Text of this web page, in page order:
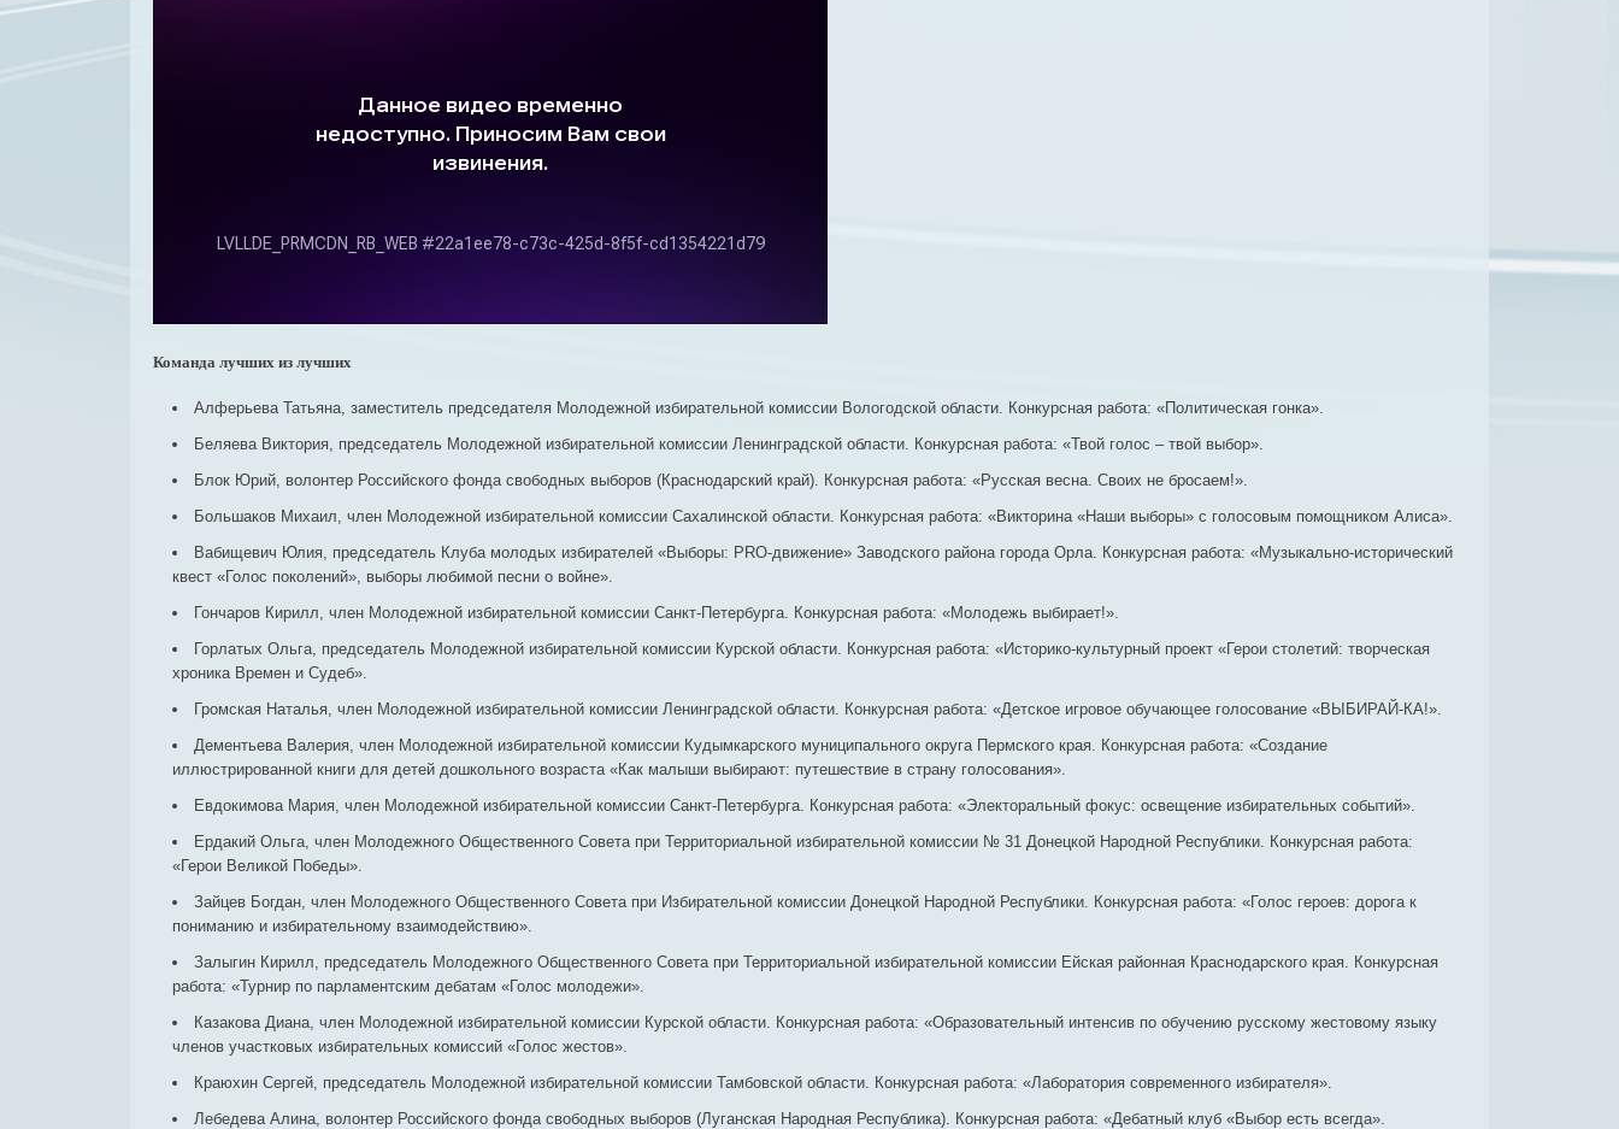
Команда лучших из лучших
Алферьева Татьяна, заместитель председателя Молодежной избирательной комиссии Вологодской области. Конкурсная работа: «Политическая гонка».
Беляева Виктория, председатель Молодежной избирательной комиссии Ленинградской области. Конкурсная работа: «Твой голос – твой выбор».
Блок Юрий, волонтер Российского фонда свободных выборов (Краснодарский край). Конкурсная работа: «Русская весна. Своих не бросаем!».
Большаков Михаил, член Молодежной избирательной комиссии Сахалинской области. Конкурсная работа: «Викторина «Наши выборы» с голосовым помощником Алиса».
Вабищевич Юлия, председатель Клуба молодых избирателей «Выборы: PRO-движение» Заводского района города Орла. Конкурсная работа: «Музыкально-исторический
квест «Голос поколений», выборы любимой песни о войне».
Гончаров Кирилл, член Молодежной избирательной комиссии Санкт-Петербурга. Конкурсная работа: «Молодежь выбирает!».
Горлатых Ольга, председатель Молодежной избирательной комиссии Курской области. Конкурсная работа: «Историко-культурный проект «Герои столетий: творческая
хроника Времен и Судеб».
Громская Наталья, член Молодежной избирательной комиссии Ленинградской области. Конкурсная работа: «Детское игровое обучающее голосование «ВЫБИРАЙ-КА!».
Дементьева Валерия, член Молодежной избирательной комиссии Кудымкарского муниципального округа Пермского края. Конкурсная работа: «Создание
иллюстрированной книги для детей дошкольного возраста «Как малыши выбирают: путешествие в страну голосования».
Евдокимова Мария, член Молодежной избирательной комиссии Санкт-Петербурга. Конкурсная работа: «Электоральный фокус: освещение избирательных событий».
Ердакий Ольга, член Молодежного Общественного Совета при Территориальной избирательной комиссии № 31 Донецкой Народной Республики. Конкурсная работа:
«Герои Великой Победы».
Зайцев Богдан, член Молодежного Общественного Совета при Избирательной комиссии Донецкой Народной Республики. Конкурсная работа: «Голос героев: дорога к
пониманию и избирательному взаимодействию».
Залыгин Кирилл, председатель Молодежного Общественного Совета при Территориальной избирательной комиссии Ейская районная Краснодарского края. Конкурсная
работа: «Турнир по парламентским дебатам «Голос молодежи».
Казакова Диана, член Молодежной избирательной комиссии Курской области. Конкурсная работа: «Образовательный интенсив по обучению русскому жестовому языку
членов участковых избирательных комиссий «Голос жестов».
Краюхин Сергей, председатель Молодежной избирательной комиссии Тамбовской области. Конкурсная работа: «Лаборатория современного избирателя».
Лебедева Алина, волонтер Российского фонда свободных выборов (Луганская Народная Республика). Конкурсная работа: «Дебатный клуб «Выбор есть всегда».